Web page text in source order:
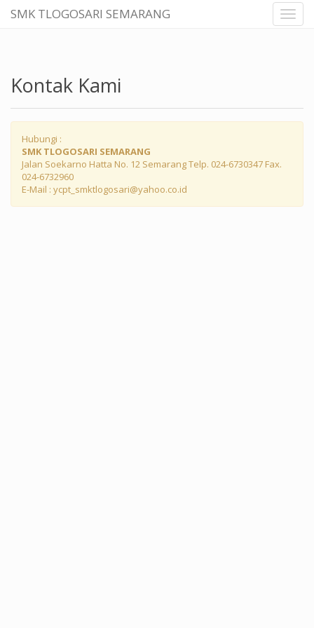
SMK TLOGOSARI SEMARANG
Kontak Kami
Hubungi :
SMK TLOGOSARI SEMARANG
Jalan Soekarno Hatta No. 12 Semarang Telp. 024-6730347 Fax.
024-6732960
E-Mail : ycpt_smktlogosari@yahoo.co.id